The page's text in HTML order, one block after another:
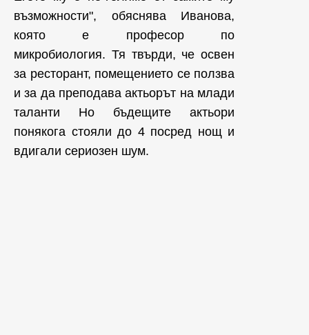
възможности", обяснява Иванова,
която е професор по
микробиология. Тя твърди, че освен
за ресторант, помещението се ползва
и за да преподава актьорът на млади
таланти Но бъдещите актьори
понякога стояли до 4 посред нощ и
вдигали сериозен шум.